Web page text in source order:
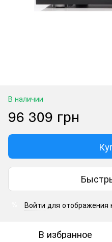
В наличии
96 309 грн
Войти для отображения
В избранное